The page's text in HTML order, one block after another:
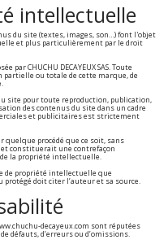
intellectuelle
du site (textes, images, son…) font l'objet
et plus particulièrement par le droit
par CHUCHU DECAYEUX SAS. Toute
ou totale de cette marque, de
site pour toute reproduction, publication,
des contenus du site dans un cadre
et publicitaires est strictement
procédé que ce soit, sans
constituerait une contrefaçon
de la propriété intellectuelle.
de propriété intellectuelle que
doit citer l’auteur et sa source.
decayeux.com sont réputées
défauts, d’erreurs ou d’omissions.